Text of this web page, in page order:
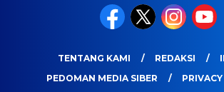
TENTANG KAMI REDAKSI
PEDOMAN MEDIA SIBER